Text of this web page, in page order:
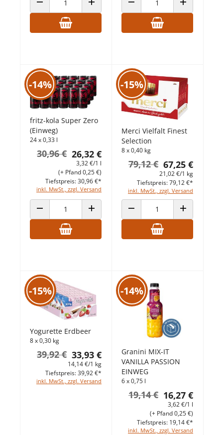
ANZAHL VERRINGERNANZAHL ERHÖHENANZAHL VERRINGERNANZAHL
-14%
fritz-kola Super Zero
(Einweg)
24 x 0,33 l
26,32 €
30,96 €
3,32 €/1 l
inkl. MwSt., zzgl. Versand
(+ Pfand 0,25 €)
Tiefstpreis: 30,96 €*
ANZAHL VERRINGERNANZAHL ERHÖHEN
-15%
Merci Vielfalt Finest
Selection
8 x 0,40 kg
67,25 €
79,12 €
21,02 €/1 kg
inkl. MwSt., zzgl. Versand
Tiefstpreis: 79,12 €*
ANZAHL VERRINGERNANZAHL
-15%
Yogurette Erdbeer
8 x 0,30 kg
33,93 €
39,92 €
14,14 €/1 kg
inkl. MwSt., zzgl. Versand
Tiefstpreis: 39,92 €*
-14%
Granini MIX-IT
VANILLA PASSION
EINWEG
6 x 0,75 l
16,27 €
19,14 €
3,62 €/1 l
inkl. MwSt., zzgl. Versand
(+ Pfand 0,25 €)
Tiefstpreis: 19,14 €*